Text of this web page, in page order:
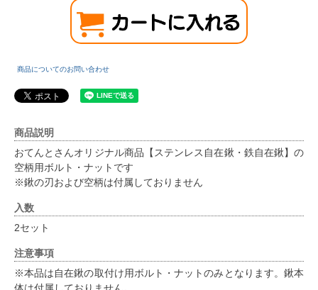
商品についてのお問い合わせ
商品説明
おてんとさんオリジナル商品【ステンレス自在鍬・鉄自在鍬】の
空柄用ボルト・ナットです
※鍬の刃および空柄は付属しておりません
入数
2セット
注意事項
※本品は自在鍬の取付け用ボルト・ナットのみとなります。鍬本